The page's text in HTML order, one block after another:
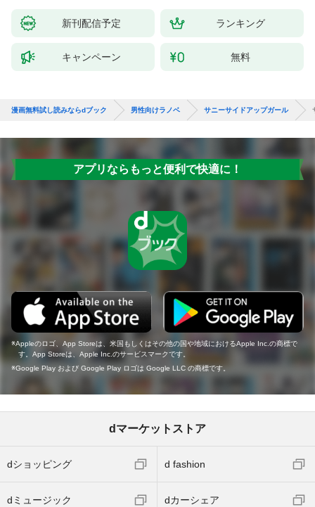
新刊配信予定 ランキング
キャンペーン 無料
漫画無料試し読みならdブック 男性向けラノベ サニーサイドアップガール
アプリならもっと便利で快適に！
Appleのロゴ、App Storeは、米国もしくはその他の国や地域におけるApple Inc.の商標で
す。App Storeは、Apple Inc.のサービスマークです。
Google Play および Google Play ロゴは Google LLC の商標です。
dマーケットストア
dショッピング d fashion
dミュージック dカーシェア